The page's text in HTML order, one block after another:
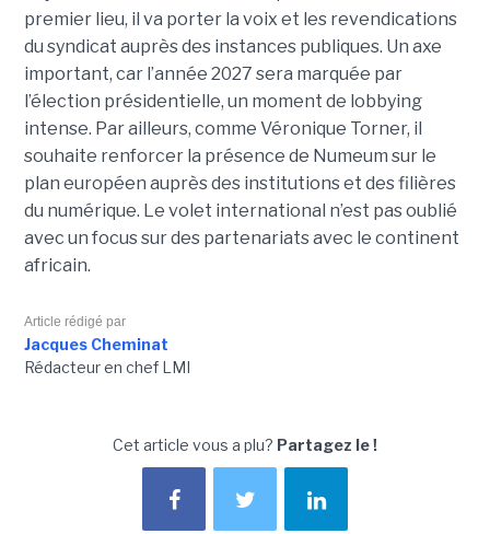
premier lieu, il va porter la voix et les revendications
du syndicat auprès des instances publiques. Un axe
important, car l’année 2027 sera marquée par
l’élection présidentielle, un moment de lobbying
intense. Par ailleurs, comme Véronique Torner, il
souhaite renforcer la présence de Numeum sur le
plan européen auprès des institutions et des filières
du numérique. Le volet international n’est pas oublié
avec un focus sur des partenariats avec le continent
africain.
Article rédigé par
Jacques Cheminat
Rédacteur en chef LMI
Cet article vous a plu? Partagez le !